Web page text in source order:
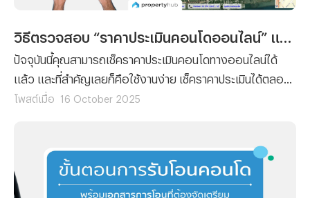
ปัจจุบันนี้คุณสามารถเช็คราคาประเมินคอนโดทางออนไลน์ได้
แล้ว และที่สำคัญเลยก็คือใช้งานง่าย เช็คราคาประเมินได้ตลอด
24 ชั่วโมง โดยที่ไม่ต้องเสียเวลาและค่าเดินทางไปยังกรมที่ดิน
โพสต์เมื่อ 16 October 2025